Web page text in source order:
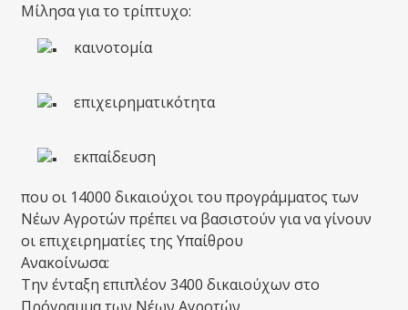
Μίλησα για το τρίπτυχο:
καινοτομία
επιχειρηματικότητα
εκπαίδευση
που οι 14000 δικαιούχοι του προγράμματος των
Νέων Αγροτών πρέπει να βασιστούν για να γίνουν
οι επιχειρηματίες της Υπαίθρου
Ανακοίνωσα:
Tην ένταξη επιπλέον 3400 δικαιούχων στο